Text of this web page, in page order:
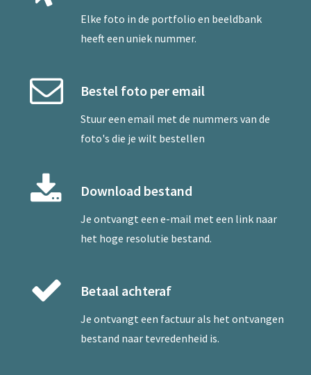
Elke foto in de portfolio en beeldbank
heeft een uniek nummer.
Bestel foto per email
Stuur een email met de nummers van de
foto's die je wilt bestellen
Download bestand
Je ontvangt een e-mail met een link naar
het hoge resolutie bestand.
Betaal achteraf
Je ontvangt een factuur als het ontvangen
bestand naar tevredenheid is.